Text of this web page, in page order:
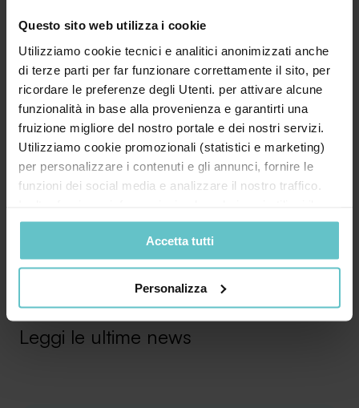
Questo sito web utilizza i cookie
Utilizziamo cookie tecnici e analitici anonimizzati anche
di terze parti per far funzionare correttamente il sito, per
ricordare le preferenze degli Utenti. per attivare alcune
funzionalità in base alla provenienza e garantirti una
fruizione migliore del nostro portale e dei nostri servizi.
Utilizziamo cookie promozionali (statistici e marketing)
per personalizzare i contenuti e gli annunci, fornire le
funzioni dei social media e analizzare il nostro traffico.
nostro sito ai nostri partner che si occupano di analisi dei
dati web, pubblicità e social media, i quali potrebbero
combinarle con altre informazioni che hai fornito loro o
che hanno raccolto in base al tuo utilizzo dei loro servizi.
cookie potranno essere implementati ad esclusione di
quelli tecnici che sono necessari per il funzionamento del
Accetta tutti
Personalizza
Desidero inoltre ricevere la Newsletter di
Agevola Srl sulla finanza agevolata e acconsento
al trattamento secondo quanto specificato
nell'Informativa privacy
Leggi le ultime news